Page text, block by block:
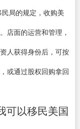
局的规定，收购美
店面的运营和管理，
人获得身份后，可按
或通过股权回购拿回
可以移民美国